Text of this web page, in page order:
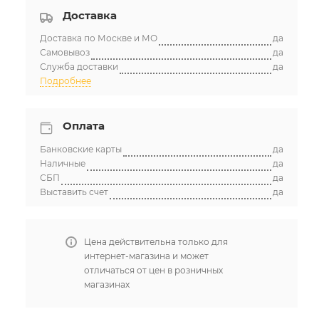
Доставка
Доставка по Москве и МО
да
Самовывоз
да
Служба доставки
да
Подробнее
Оплата
Банковские карты
да
Наличные
да
СБП
да
Выставить счет
да
Цена действительна только для
интернет-магазина и может
отличаться от цен в розничных
магазинах